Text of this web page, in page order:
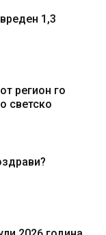
1,3
регион го
светско